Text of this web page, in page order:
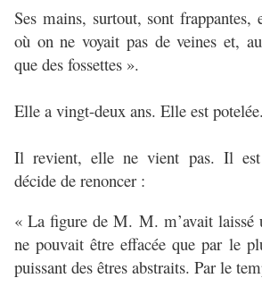
Ses mains, surtout, sont frappantes,
où on ne voyait pas de veines et,
que des fossettes ».
Elle a vingt-deux ans. Elle est potelée.
Il revient, elle ne vient pas. Il
décide de renoncer :
« La figure de M. M. m’avait laissé
ne pouvait être effacée que par le
puissant des êtres abstraits. Par le